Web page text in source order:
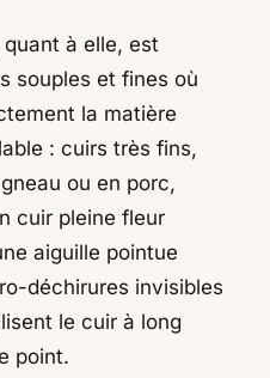
à elle, est
souples et fines où
la matière
: cuirs très fins,
ou en porc,
cuir pleine fleur
aiguille pointue
déchirures invisibles
le cuir à long
point.